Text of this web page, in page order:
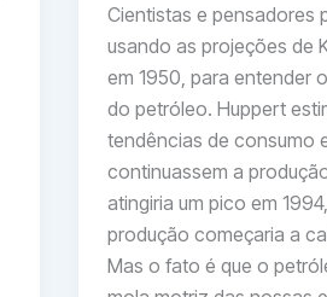
Cientistas e pensadores
usando as projeções de
em 1950, para entender
do petróleo. Huppert
tendências de consumo
continuassem a
atingiria um pico em
produção começaria a
Mas o fato é que o